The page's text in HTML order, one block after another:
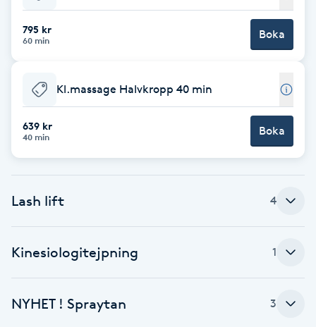
Babylights
Balayage
Bambumassage
Barber
Blowout
Bottenfärg
795 kr
60 min Boka
Kl.massage Halvkropp 40 min
639 kr
40 min Boka
Lash lift 4
Kinesiologitejpning 1
NYHET ! Spraytan 3